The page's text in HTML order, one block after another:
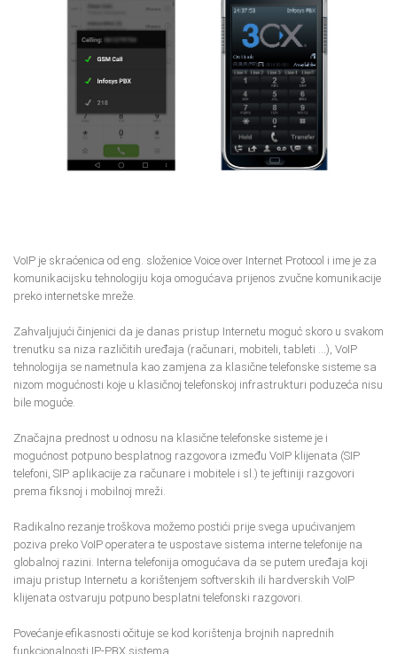
VoIP je skraćenica od eng. složenice Voice over Internet Protocol i ime je za
komunikacijsku tehnologiju koja omogućava prijenos zvučne komunikacije
preko internetske mreže.
Zahvaljujući činjenici da je danas pristup Internetu moguć skoro u svakom
trenutku sa niza različitih uređaja (računari, mobiteli, tableti ...), VoIP
tehnologija se nametnula kao zamjena za klasične telefonske sisteme sa
nizom mogućnosti koje u klasičnoj telefonskoj infrastrukturi poduzeća nisu
bile moguće.
Značajna prednost u odnosu na klasične telefonske sisteme je i
mogućnost potpuno besplatnog razgovora između VoIP klijenata (SIP
telefoni, SIP aplikacije za računare i mobitele i sl.) te jeftiniji razgovori
prema fiksnoj i mobilnoj mreži.
Radikalno rezanje troškova možemo postići prije svega upućivanjem
poziva preko VoIP operatera te uspostave sistema interne telefonije na
globalnoj razini. Interna telefonija omogućava da se putem uređaja koji
imaju pristup Internetu a korištenjem softverskih ili hardverskih VoIP
klijenata ostvaruju potpuno besplatni telefonski razgovori.
Povećanje efikasnosti očituje se kod korištenja brojnih naprednih
funkcionalnosti IP-PBX sistema.